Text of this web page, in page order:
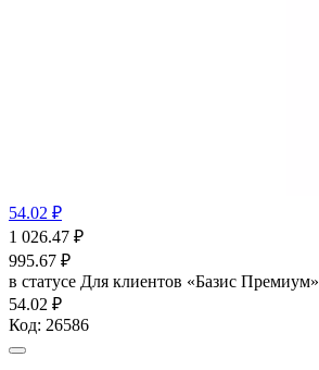
54.02 ₽
1 026.47 ₽
995.67 ₽
в статусе Для клиентов «Базис Премиум»
54.02 ₽
Код: 26586